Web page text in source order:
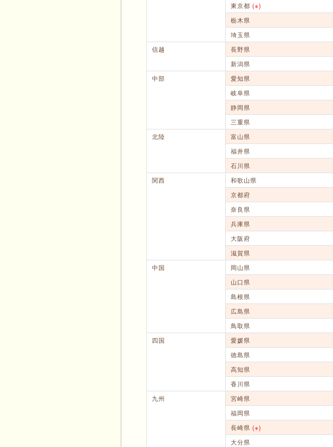
東京都 (※)
栃木県
埼玉県
信越
長野県
新潟県
中部
愛知県
岐阜県
静岡県
三重県
北陸
富山県
福井県
石川県
関西
和歌山県
京都府
奈良県
兵庫県
大阪府
滋賀県
中国
岡山県
山口県
島根県
広島県
鳥取県
四国
愛媛県
徳島県
高知県
香川県
九州
宮崎県
福岡県
長崎県 (※)
大分県